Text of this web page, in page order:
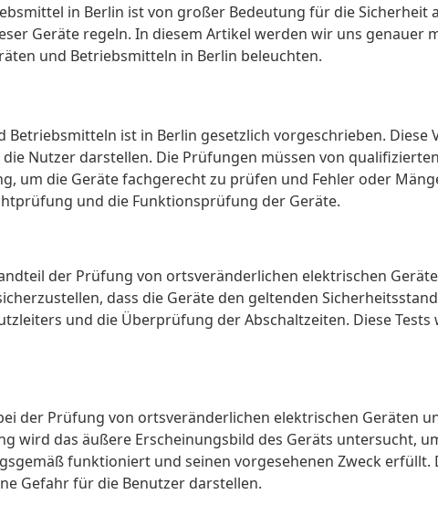
in Berlin ist von großer Bedeutung für die Sicherheit
Geräte regeln. In diesem Artikel werden wir uns genauer
und Betriebsmitteln in Berlin beleuchten.
ist in Berlin gesetzlich vorgeschrieben. Diese
Nutzer darstellen. Die Prüfungen müssen von
um die Geräte fachgerecht zu prüfen und Fehler oder
und die Funktionsprüfung der Geräte.
der Prüfung von ortsveränderlichen elektrischen
dass die Geräte den geltenden
und die Überprüfung der Abschaltzeiten. Diese
der Prüfung von ortsveränderlichen elektrischen Geräten
das äußere Erscheinungsbild des Geräts untersucht,
funktioniert und seinen vorgesehenen Zweck erfüllt.
Gefahr für die Benutzer darstellen.